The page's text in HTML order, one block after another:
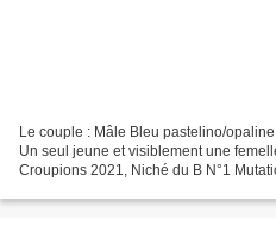
Le couple : Mâle Bleu pastelino/
Un seul jeune et visiblement une
Croupions 2021, Niché du B N°1